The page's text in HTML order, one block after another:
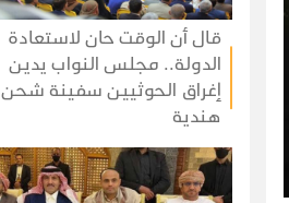
قال أن الوقت حان لاستعادة
الدولة.. مجلس النواب يدين
إغراق الحوثيين سفينة شحن
هندية